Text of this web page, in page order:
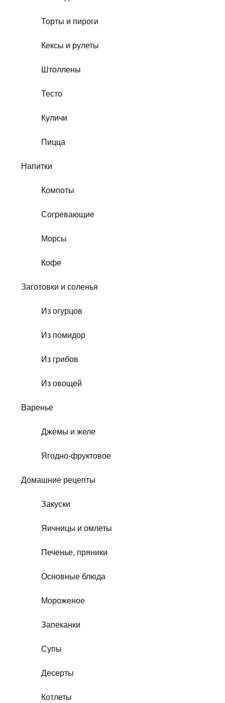
Торты и пироги
Кексы и рулеты
Штоллены
Тесто
Куличи
Пицца
Напитки
Компоты
Согревающие
Морсы
Кофе
Заготовки и соленья
Из огурцов
Из помидор
Из грибов
Из овощей
Варенье
Джемы и желе
Ягодно-фруктовое
Домашние рецепты
Закуски
Яичницы и омлеты
Печенье, пряники
Основные блюда
Мороженое
Запеканки
Супы
Десерты
Котлеты